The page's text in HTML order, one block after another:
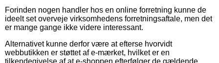
Forinden nogen handler hos en online forretning kunne de
ideelt set overveje virksomhedens forretningsaftale, men det
er mange gange ikke videre interessant.
Alternativet kunne derfor være at efterse hvorvidt
webbutikken er støttet af e-mærket, hvilket er en
tilkendegivelse af at e-shoppen efterfølger de gældende